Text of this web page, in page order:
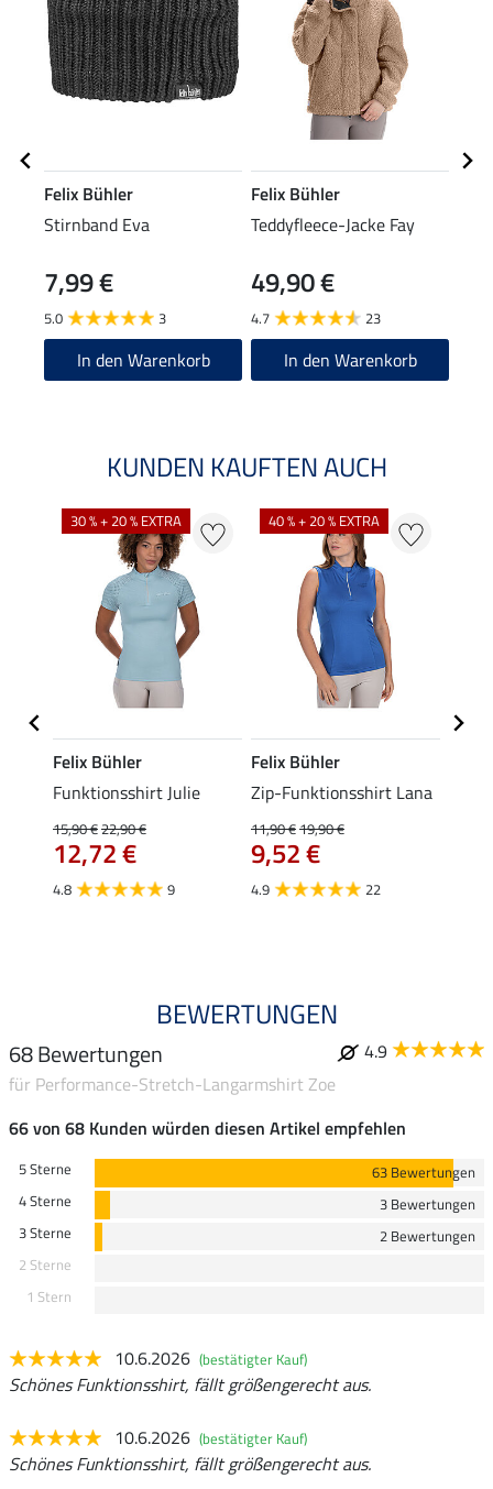
Felix Bühler
Stirnband Eva
7,99 €
5.0 3
In den Warenkorb
Felix Bühler
Teddyfleece-Jacke Fay
49,90 €
4.7 23
In den Warenkorb
KUNDEN KAUFTEN AUCH
30 % + 20 % EXTRA
Felix Bühler
Funktionsshirt Julie
15,90 €22,90 €
12,72 €
4.8 9
40 % + 20 % EXTRA
Felix Bühler
Zip-Funktionsshirt Lana
11,90 €19,90 €
9,52 €
4.9 22
BEWERTUNGEN
68 Bewertungen
4.9
für Performance-Stretch-Langarmshirt Zoe
66 von 68 Kunden würden diesen Artikel empfehlen
5 Sterne
63 Bewertungen
4 Sterne
3 Bewertungen
3 Sterne
2 Bewertungen
2 Sterne
1 Stern
10.6.2026 (bestätigter Kauf)
Schönes Funktionsshirt, fällt größengerecht aus.
10.6.2026 (bestätigter Kauf)
Schönes Funktionsshirt, fällt größengerecht aus.